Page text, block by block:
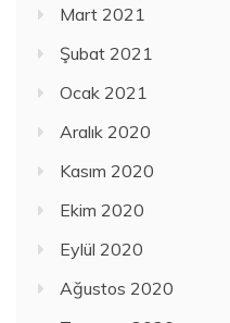
Mart 2021
Şubat 2021
Ocak 2021
Aralık 2020
Kasım 2020
Ekim 2020
Eylül 2020
Ağustos 2020